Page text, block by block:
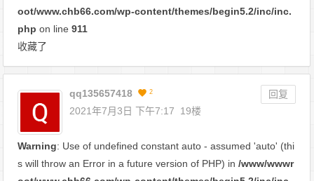
oot/www.chb66.com/wp-content/themes/begin5.2/inc/inc.
php on line911
收藏了
qq135657418 2
回复
2021年7月3日 下午7:17
19楼
Warning: Use of undefined constant auto - assumed 'auto' (thi
s will throw an Error in a future version of PHP) in/www/wwwr